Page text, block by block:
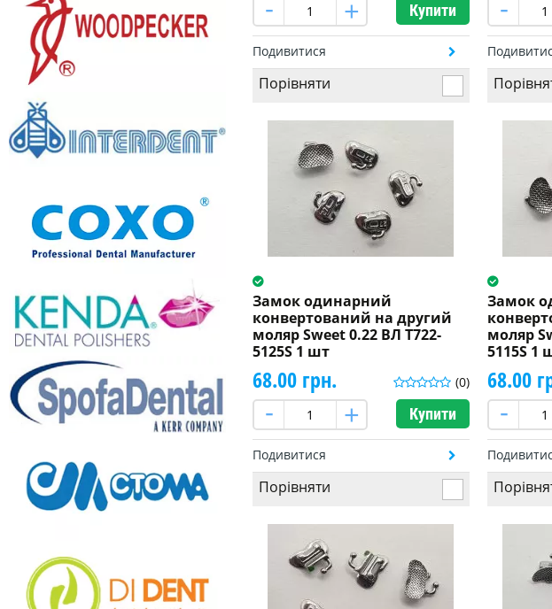
Купити
Подивитися
Порівняти
Замок одинарний
конвертований на другий
моляр Sweet 0.22 ВЛ T722-
5125S 1 шт
(0)
68.00 грн.
Купити
Подивитися
Порівняти
Замок
моляр
5115S 1
68.00